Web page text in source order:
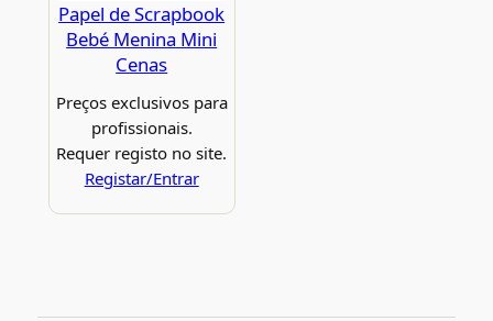
Papel de Scrapbook
Bebé Menina Mini
Cenas
Preços exclusivos para
profissionais.
Requer registo no site.
Registar/Entrar